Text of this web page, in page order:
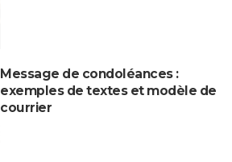
Message de condoléances :
exemples de textes et modèle de
courrier